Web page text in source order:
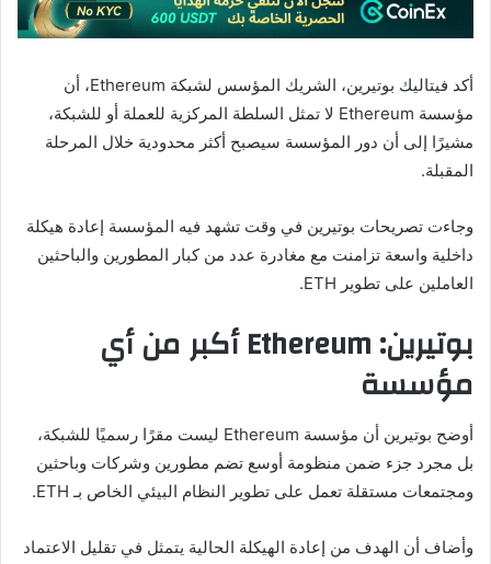
أكد فيتاليك بوتيرين، الشريك المؤسس لشبكة Ethereum، أن
مؤسسة Ethereum لا تمثل السلطة المركزية للعملة أو للشبكة،
مشيرًا إلى أن دور المؤسسة سيصبح أكثر محدودية خلال المرحلة
المقبلة.
وجاءت تصريحات بوتيرين في وقت تشهد فيه المؤسسة إعادة هيكلة
داخلية واسعة تزامنت مع مغادرة عدد من كبار المطورين والباحثين
العاملين على تطوير ETH.
بوتيرين: Ethereum أكبر من أي
مؤسسة
أوضح بوتيرين أن مؤسسة Ethereum ليست مقرًا رسميًا للشبكة،
بل مجرد جزء ضمن منظومة أوسع تضم مطورين وشركات وباحثين
ومجتمعات مستقلة تعمل على تطوير النظام البيئي الخاص بـ ETH.
وأضاف أن الهدف من إعادة الهيكلة الحالية يتمثل في تقليل الاعتماد